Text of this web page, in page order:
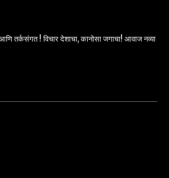
तर्कसंगत ! विचार देशाचा, कानोसा जगाचा! आवाज नव्या